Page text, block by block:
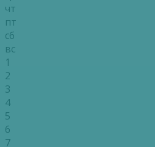
чт
пт
сб
вс
1
2
3
4
5
6
7